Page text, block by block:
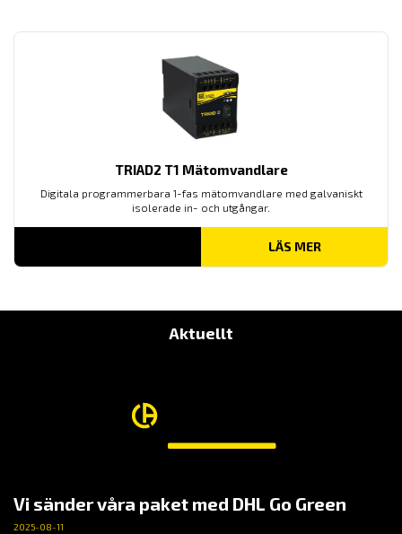
TRIAD2 T1 Mätomvandlare
Digitala programmerbara 1-fas mätomvandlare med galvaniskt
isolerade in- och utgångar.
LÄS MER
Aktuellt
Vi sänder våra paket med DHL Go Green
2025-08-11